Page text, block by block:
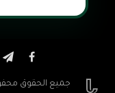
 جميع الحقوق